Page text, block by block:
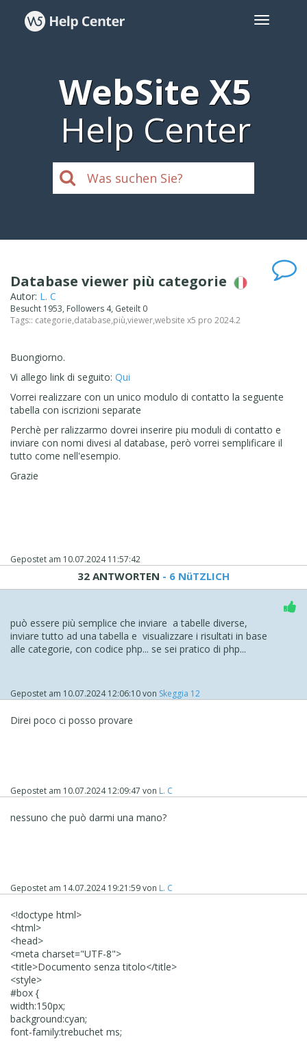
WebSite X5
Help Center
Database viewer più categorie
Autor: L. C
Besucht 1953, Followers 4, Geteilt 0
Tags:: categorie,database,più,viewer,website x5 pro 2024.2
Buongiorno.
Vi allego link di seguito: Qui
Vorrei realizzare con un unico modulo di contatto la seguente
tabella con iscrizioni separate
Perchè per ralizzarmo dovrei inserire piu moduli di contatto e
inviare con nomi divesi al database, però vorrei semplificare il
tutto come nell'esempio.
Grazie
Gepostet am 10.07.2024 11:57:42
32 ANTWORTEN - 6 NüTZLICH
può essere più semplice che inviare a tabelle diverse,
inviare tutto ad una tabella e visualizzare i risultati in base
alle categorie, con codice php... se sei pratico di php...
Gepostet am 10.07.2024 12:06:10von Skeggia 12
Direi poco ci posso provare
Gepostet am 10.07.2024 12:09:47 von L. C
nessuno che può darmi una mano?
Gepostet am 14.07.2024 19:21:59von L. C
<!doctype html>
<html>
<head>
<meta charset="UTF-8">
<title>Documento senza titolo</title>
<style>
#box {
width:150px;
background:cyan;
font-family:trebuchet ms;